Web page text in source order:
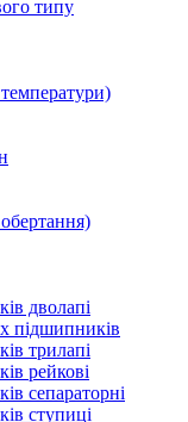
типу
дволапі
підшипників
трилапі
рейкові
сепараторні
ступиці